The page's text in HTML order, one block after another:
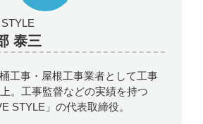
泰三
工事・屋根工事業者として工事
。工事監督などの実績を持つ
STYLE」の代表取締役。